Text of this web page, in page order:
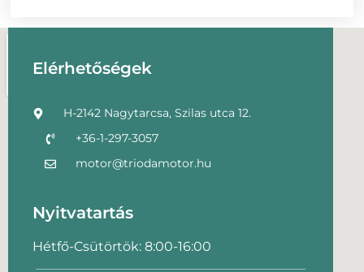
Elérhetőségek
H-2142 Nagytarcsa, Szilas utca 12.
+36-1-297-3057
motor@triodamotor.hu
Nyitvatartás
Hétfő-Csütörtök: 8:00-16:00